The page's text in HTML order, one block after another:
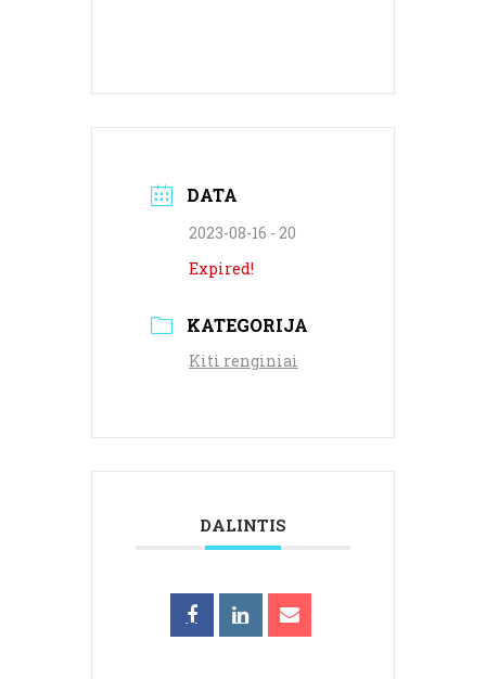
DATA
2023-08-16 - 20
Expired!
KATEGORIJA
Kiti renginiai
DALINTIS